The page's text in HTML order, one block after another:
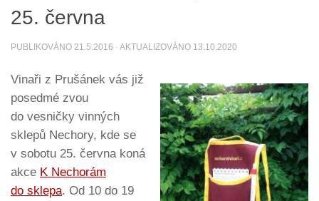
25. června
PUBLIKOVÁNO 21.5.2016 · AKTUALIZOVÁNO 13.10.2020
Vinaři z Prušánek vás již
posedmé zvou
do vesničky vinných
sklepů Nechory, kde se
v sobotu 25. června koná
akce K Nechorám
do sklepa. Od 10 do 19